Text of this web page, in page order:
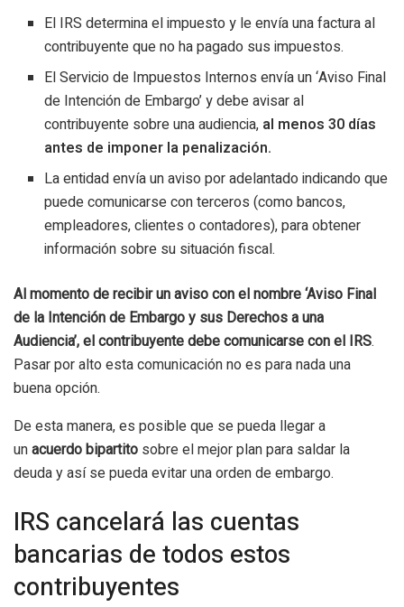
El IRS determina el impuesto y le envía una factura al
contribuyente que no ha pagado sus impuestos.
El Servicio de Impuestos Internos envía un ‘Aviso Final
de Intención de Embargo’ y debe avisar al
contribuyente sobre una audiencia, al menos 30 días
antes de imponer la penalización.
La entidad envía un aviso por adelantado indicando que
puede comunicarse con terceros (como bancos,
empleadores, clientes o contadores), para obtener
información sobre su situación fiscal.
Al momento de recibir un aviso con el nombre ‘Aviso Final
de la Intención de Embargo y sus Derechos a una
Audiencia’, el contribuyente debe comunicarse con el IRS.
Pasar por alto esta comunicación no es para nada una
buena opción.
De esta manera, es posible que se pueda llegar a
un acuerdo bipartito sobre el mejor plan para saldar la
deuda y así se pueda evitar una orden de embargo.
IRS cancelará las cuentas
bancarias de todos estos
contribuyentes